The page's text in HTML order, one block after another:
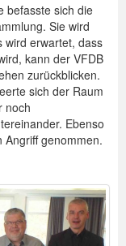
befasste sich die
Sie wird
wird erwartet, dass
kann der VFDB
zurückblicken.
sich der Raum
noch
Ebenso
genommen.